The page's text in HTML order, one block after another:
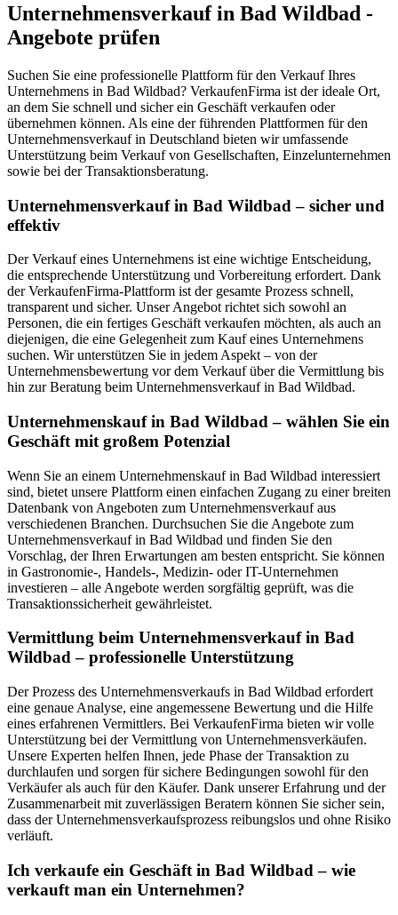
Unternehmensverkauf in Bad Wildbad -
Angebote prüfen
Suchen Sie eine professionelle Plattform für den Verkauf Ihres
Unternehmens in Bad Wildbad? VerkaufenFirma ist der ideale Ort,
an dem Sie schnell und sicher ein Geschäft verkaufen oder
übernehmen können. Als eine der führenden Plattformen für den
Unternehmensverkauf in Deutschland bieten wir umfassende
Unterstützung beim Verkauf von Gesellschaften, Einzelunternehmen
sowie bei der Transaktionsberatung.
Unternehmensverkauf in Bad Wildbad – sicher und
effektiv
Der Verkauf eines Unternehmens ist eine wichtige Entscheidung,
die entsprechende Unterstützung und Vorbereitung erfordert. Dank
der VerkaufenFirma-Plattform ist der gesamte Prozess schnell,
transparent und sicher. Unser Angebot richtet sich sowohl an
Personen, die ein fertiges Geschäft verkaufen möchten, als auch an
diejenigen, die eine Gelegenheit zum Kauf eines Unternehmens
suchen. Wir unterstützen Sie in jedem Aspekt – von der
Unternehmensbewertung vor dem Verkauf über die Vermittlung bis
hin zur Beratung beim Unternehmensverkauf in Bad Wildbad.
Unternehmenskauf in Bad Wildbad – wählen Sie ein
Geschäft mit großem Potenzial
Wenn Sie an einem Unternehmenskauf in Bad Wildbad interessiert
sind, bietet unsere Plattform einen einfachen Zugang zu einer breiten
Datenbank von Angeboten zum Unternehmensverkauf aus
verschiedenen Branchen. Durchsuchen Sie die Angebote zum
Unternehmensverkauf in Bad Wildbad und finden Sie den
Vorschlag, der Ihren Erwartungen am besten entspricht. Sie können
in Gastronomie-, Handels-, Medizin- oder IT-Unternehmen
investieren – alle Angebote werden sorgfältig geprüft, was die
Transaktionssicherheit gewährleistet.
Vermittlung beim Unternehmensverkauf in Bad
Wildbad – professionelle Unterstützung
Der Prozess des Unternehmensverkaufs in Bad Wildbad erfordert
eine genaue Analyse, eine angemessene Bewertung und die Hilfe
eines erfahrenen Vermittlers. Bei VerkaufenFirma bieten wir volle
Unterstützung bei der Vermittlung von Unternehmensverkäufen.
Unsere Experten helfen Ihnen, jede Phase der Transaktion zu
durchlaufen und sorgen für sichere Bedingungen sowohl für den
Verkäufer als auch für den Käufer. Dank unserer Erfahrung und der
Zusammenarbeit mit zuverlässigen Beratern können Sie sicher sein,
dass der Unternehmensverkaufsprozess reibungslos und ohne Risiko
verläuft.
Ich verkaufe ein Geschäft in Bad Wildbad – wie
verkauft man ein Unternehmen?